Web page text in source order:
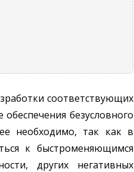
соответствующих
безусловного
необходимо, так как в
к быстроменяющимся
других негативных